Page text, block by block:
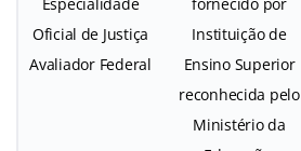
Oficial de Justiça
Avaliador Federal
Instituição de
Ensino Superior
reconhecida pelo
Ministério da